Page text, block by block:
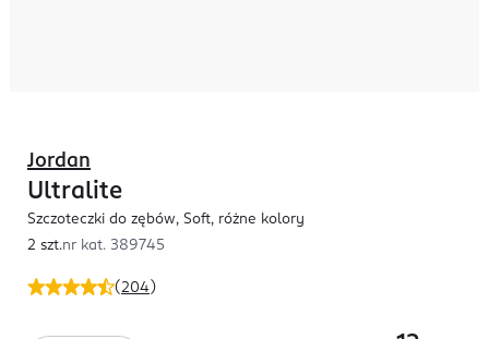
(204 )
Jordan
Ultralite
Szczoteczki do zębów, Soft, różne kolory
2 szt.nr kat. 389745